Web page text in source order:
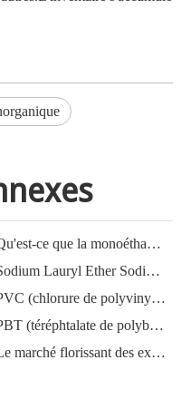
Qu'est-ce que la monoéthanolamine (MEA) ?
Sodium Lauryl Ether Sodium Lauryl Ether Sulfate(sles70%/aes 70%) CAS NO.: 68585-34-2sles70%/aes 70%) CAS NO.: 68585-34-2
PVC (chlorure de polyvinyle) N° CAS : 9002-86-2
PBT (téréphtalate de polybutylène) CAS NO.26062-94-2
Le marché florissant des exportations d'hydroxyde de potassium, d'hydroxyde de sodium et de peroxyde d'hydrogène depuis la Chine : un examen de l'année écoulée